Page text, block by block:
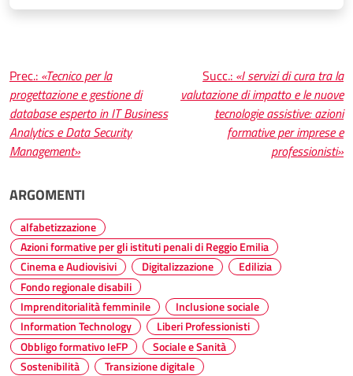
Navigazione
articoli
Prec.: «Tecnico per la
progettazione e gestione di
database esperto in IT Business
Analytics e Data Security
Management»
Succ.: «I servizi di cura tra la
valutazione di impatto e le nuove
tecnologie assistive: azioni
formative per imprese e
professionisti»
ARGOMENTI
alfabetizzazione
Azioni formative per gli istituti penali di Reggio Emilia
Cinema e Audiovisivi
Digitalizzazione
Edilizia
Fondo regionale disabili
Imprenditorialità femminile
Inclusione sociale
Information Technology
Liberi Professionisti
Obbligo formativo IeFP
Sociale e Sanità
Sostenibilità
Transizione digitale